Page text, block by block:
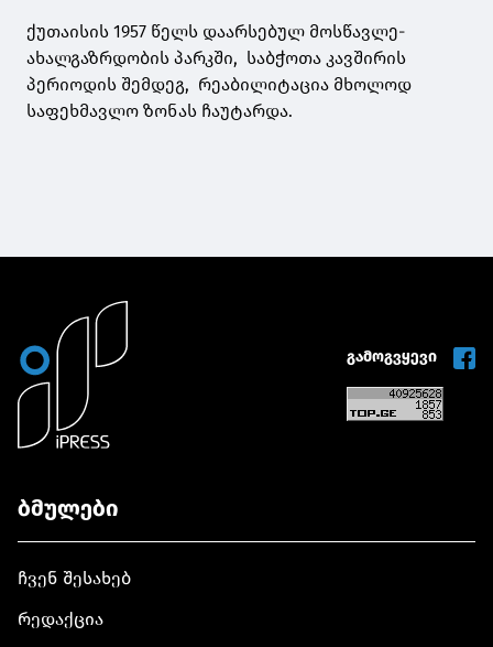
ქუთაისის 1957 წელს დაარსებულ მოსწავლე-
ახალგაზრდობის პარკში, საბჭოთა კავშირის
პერიოდის შემდეგ, რეაბილიტაცია მხოლოდ
საფეხმავლო ზონას ჩაუტარდა.
გამოგვყევი
ბმულები
ჩვენ შესახებ
რედაქცია